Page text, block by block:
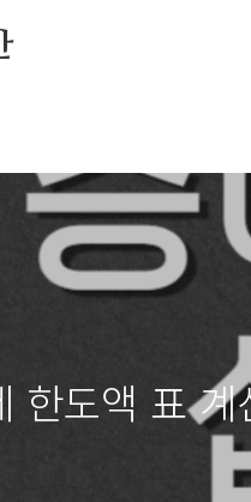
한도액 표 계